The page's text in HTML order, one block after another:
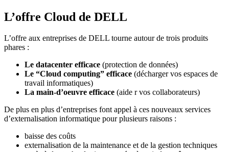
L’offre Cloud de DELL
L’offre aux entreprises de DELL tourne autour de trois produits
phares :
Le datacenter efficace (protection de données)
Le “Cloud computing” efficace (décharger vos espaces de
travail informatiques)
La main-d’oeuvre efficace (aide r vos collaborateurs)
De plus en plus d’entreprises font appel à ces nouveaux services
d’externalisation informatique pour plusieurs raisons :
baisse des coûts
externalisation de la maintenance et de la gestion techniques